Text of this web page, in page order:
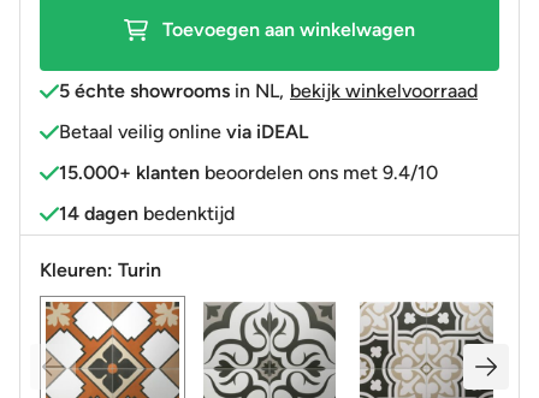
Toevoegen aan winkelwagen
5 échte showrooms in NL, bekijk winkelvoorraad
Betaal veilig online via iDEAL
15.000+ klanten beoordelen ons met 9.4/10
14 dagen bedenktijd
Kleuren: Turin